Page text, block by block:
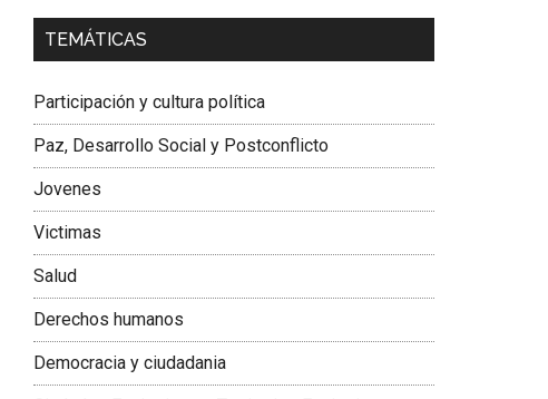
Dra. Carolina Corcho Mejía,
Latinoamericana Sur, Vicepresidenta Federación
TEMÁTICAS
Participación y cultura política
Paz, Desarrollo Social y Postconflicto
Jovenes
Victimas
Salud
Derechos humanos
Democracia y ciudadania